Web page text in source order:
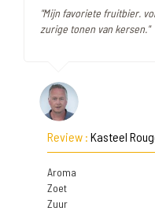
"Mijn favoriete fruitbier.
zurige tonen van kersen."
Review : Kasteel
Aroma
Zoet
Zuur